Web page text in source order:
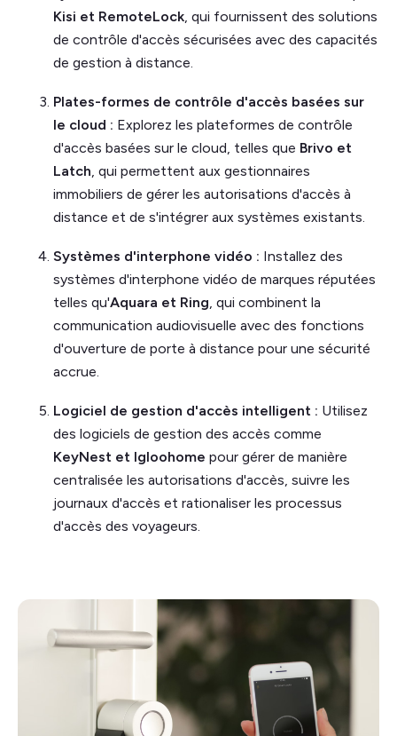
Kisi et RemoteLock , qui fournissent des solutions
de contrôle d'accès sécurisées avec des capacités
de gestion à distance.
Plates-formes de contrôle d'accès basées sur
le cloud : Explorez les plateformes de contrôle
d'accès basées sur le cloud, telles que Brivo et
Latch , qui permettent aux gestionnaires
immobiliers de gérer les autorisations d'accès à
distance et de s'intégrer aux systèmes existants.
Systèmes d'interphone vidéo : Installez des
systèmes d'interphone vidéo de marques réputées
telles qu'Aquara et Ring , qui combinent la
communication audiovisuelle avec des fonctions
d'ouverture de porte à distance pour une sécurité
accrue.
Logiciel de gestion d'accès intelligent : Utilisez
des logiciels de gestion des accès comme
KeyNest et Igloohome pour gérer de manière
centralisée les autorisations d'accès, suivre les
journaux d'accès et rationaliser les processus
d'accès des voyageurs.